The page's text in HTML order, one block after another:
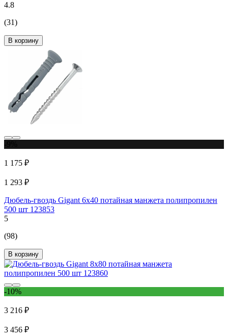
4.8
(31)
В корзину
1 175 ₽
1 293 ₽
Дюбель-гвоздь Gigant 6x40 потайная манжета полипропилен
500 шт 123853
5
(98)
В корзину
-10%
3 216 ₽
3 456 ₽